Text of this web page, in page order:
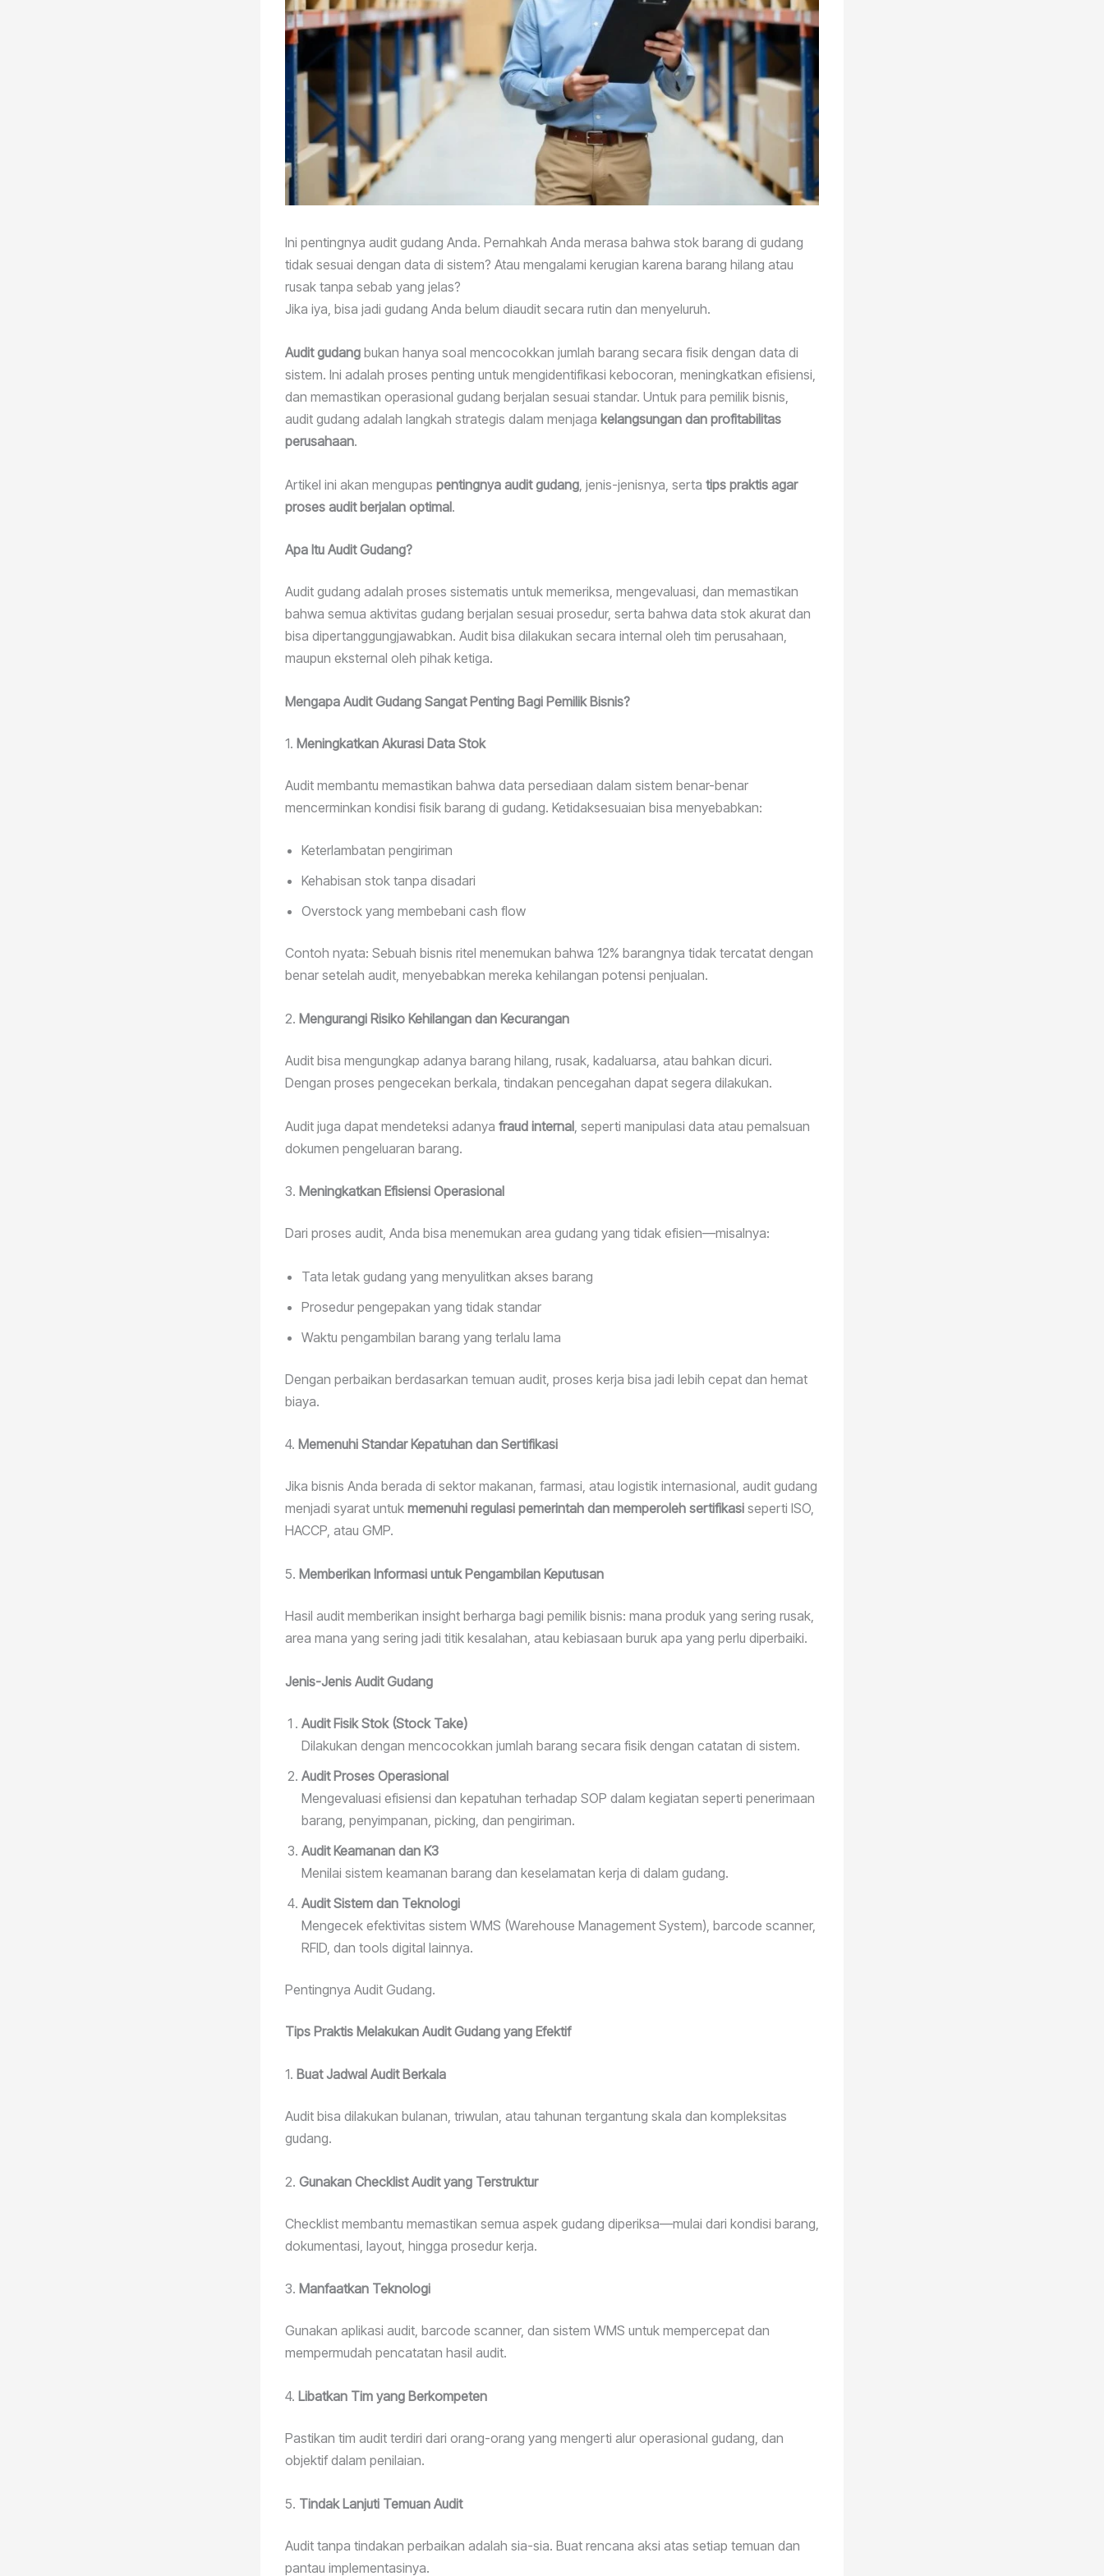
Ini pentingnya audit gudang Anda. Pernahkah Anda merasa bahwa stok barang di gudang
tidak sesuai dengan data di sistem? Atau mengalami kerugian karena barang hilang atau
rusak tanpa sebab yang jelas?
Jika iya, bisa jadi gudang Anda belum diaudit secara rutin dan menyeluruh.
Audit gudang bukan hanya soal mencocokkan jumlah barang secara fisik dengan data di
sistem. Ini adalah proses penting untuk mengidentifikasi kebocoran, meningkatkan efisiensi,
dan memastikan operasional gudang berjalan sesuai standar. Untuk para pemilik bisnis,
audit gudang adalah langkah strategis dalam menjaga kelangsungan dan profitabilitas
perusahaan.
Artikel ini akan mengupas pentingnya audit gudang , jenis-jenisnya, serta tips praktis agar
proses audit berjalan optimal.
Apa Itu Audit Gudang?
Audit gudang adalah proses sistematis untuk memeriksa, mengevaluasi, dan memastikan
bahwa semua aktivitas gudang berjalan sesuai prosedur, serta bahwa data stok akurat dan
bisa dipertanggungjawabkan. Audit bisa dilakukan secara internal oleh tim perusahaan,
maupun eksternal oleh pihak ketiga.
Mengapa Audit Gudang Sangat Penting Bagi Pemilik Bisnis?
1. Meningkatkan Akurasi Data Stok
Audit membantu memastikan bahwa data persediaan dalam sistem benar-benar
mencerminkan kondisi fisik barang di gudang. Ketidaksesuaian bisa menyebabkan:
Keterlambatan pengiriman
Kehabisan stok tanpa disadari
Overstock yang membebani cash flow
Contoh nyata: Sebuah bisnis ritel menemukan bahwa 12% barangnya tidak tercatat dengan
benar setelah audit, menyebabkan mereka kehilangan potensi penjualan.
2. Mengurangi Risiko Kehilangan dan Kecurangan
Audit bisa mengungkap adanya barang hilang, rusak, kadaluarsa, atau bahkan dicuri.
Dengan proses pengecekan berkala, tindakan pencegahan dapat segera dilakukan.
Audit juga dapat mendeteksi adanya fraud internal , seperti manipulasi data atau pemalsuan
dokumen pengeluaran barang.
3. Meningkatkan Efisiensi Operasional
Dari proses audit, Anda bisa menemukan area gudang yang tidak efisien—misalnya:
Tata letak gudang yang menyulitkan akses barang
Prosedur pengepakan yang tidak standar
Waktu pengambilan barang yang terlalu lama
Dengan perbaikan berdasarkan temuan audit, proses kerja bisa jadi lebih cepat dan hemat
biaya.
4. Memenuhi Standar Kepatuhan dan Sertifikasi
Jika bisnis Anda berada di sektor makanan, farmasi, atau logistik internasional, audit gudang
menjadi syarat untuk memenuhi regulasi pemerintah dan memperoleh sertifikasi seperti ISO,
HACCP, atau GMP.
5. Memberikan Informasi untuk Pengambilan Keputusan
Hasil audit memberikan insight berharga bagi pemilik bisnis: mana produk yang sering rusak,
area mana yang sering jadi titik kesalahan, atau kebiasaan buruk apa yang perlu diperbaiki.
Jenis-Jenis Audit Gudang
Audit Fisik Stok (Stock Take)
Dilakukan dengan mencocokkan jumlah barang secara fisik dengan catatan di sistem.
Audit Proses Operasional
Mengevaluasi efisiensi dan kepatuhan terhadap SOP dalam kegiatan seperti penerimaan
barang, penyimpanan, picking, dan pengiriman.
Audit Keamanan dan K3
Menilai sistem keamanan barang dan keselamatan kerja di dalam gudang.
Audit Sistem dan Teknologi
Mengecek efektivitas sistem WMS (Warehouse Management System), barcode scanner,
RFID, dan tools digital lainnya.
Pentingnya Audit Gudang.
Tips Praktis Melakukan Audit Gudang yang Efektif
1. Buat Jadwal Audit Berkala
Audit bisa dilakukan bulanan, triwulan, atau tahunan tergantung skala dan kompleksitas
gudang.
2. Gunakan Checklist Audit yang Terstruktur
Checklist membantu memastikan semua aspek gudang diperiksa—mulai dari kondisi barang,
dokumentasi, layout, hingga prosedur kerja.
3. Manfaatkan Teknologi
Gunakan aplikasi audit, barcode scanner, dan sistem WMS untuk mempercepat dan
mempermudah pencatatan hasil audit.
4. Libatkan Tim yang Berkompeten
Pastikan tim audit terdiri dari orang-orang yang mengerti alur operasional gudang, dan
objektif dalam penilaian.
5. Tindak Lanjuti Temuan Audit
Audit tanpa tindakan perbaikan adalah sia-sia. Buat rencana aksi atas setiap temuan dan
pantau implementasinya.